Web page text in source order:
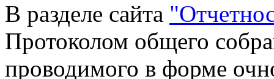
В разделе сайта "
Протоколом общего
проводимого в форме